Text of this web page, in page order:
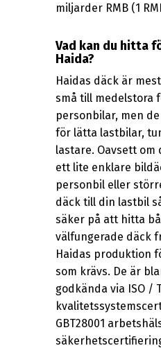
miljarder RMB (1
Vad kan du hitta
Haida?
Haidas däck är
små till medelstora
personbilar, men
för lätta lastbilar,
lastare. Oavsett
ett lite enklare
personbil eller
däck till din lastbil
säker på att hitta
välfungerade däck
Haidas produktion
som krävs. De är
godkända via ISO /
GBT28001